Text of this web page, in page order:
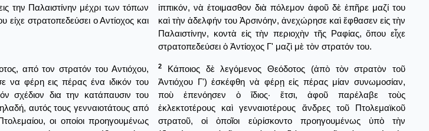
την Παλαιστίνην μέχρι των τόπων
στρατοπεδεύσει ο Αντίοχος και
ἱππικόν, νὰ ἐτοιμασθον διὰ πόλεμον ἀφοῦ δὲ ἐπῆρε μαζί του
καὶ τὴν ἀδελφήν του Ἀρσινόην, ἀνεχώρησε καὶ ἔφθασεν εἰς τὴν
Παλαιστίνην, κοντὰ εἰς τὴν περιοχὴν τῆς Ραφίας, ὅπου εἶχε
στρατοπεδεύσει ὁ Ἀντίοχος Γ' μαζὶ μὲ τὸν στρατόν του.
από τον στρατόν του Αντιόχου,
να φέρη εις πέρας ένα ιδικόν του
σχέδιον δια την κατάπαυσιν του
αυτός τους γενναιοτάτους από
οι οποίοι προηγουμένως
2
Κάποιος δὲ λεγόμενος Θεόδοτος (ἀπὸ τὸν στρατὸν τοῦ
Ἀντιόχου Γ') ἐσκέφθη νὰ φέρῃ εἰς πέρας μίαν συνωμοσίαν,
ποὺ ἐπενόησεν ὁ ἴδιος· ἔτσι, ἀφοῦ παρέλαβε τοὺς
ἐκλεκτοτέρους καὶ γενναιοτέρους ἄνδρες τοῦ Πτολεμαϊκοῦ
στρατοῦ, οἱ ὁποῖοι εὑρίσκοντο προηγουμένως ὑπὸ τὴν